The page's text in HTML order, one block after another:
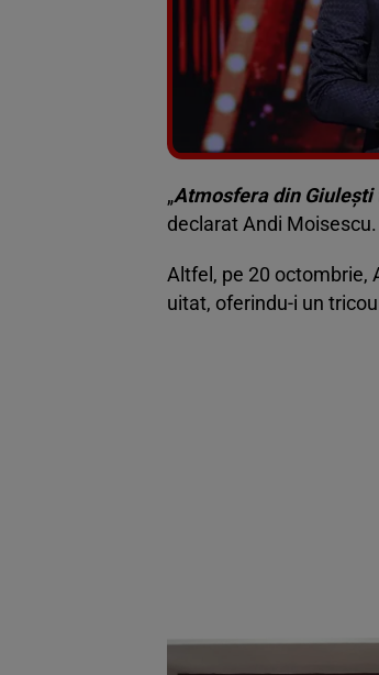
„Atmosfera din
declarat Andi Moisescu.
Altfel, pe 20 octombrie,
uitat, oferindu-i un